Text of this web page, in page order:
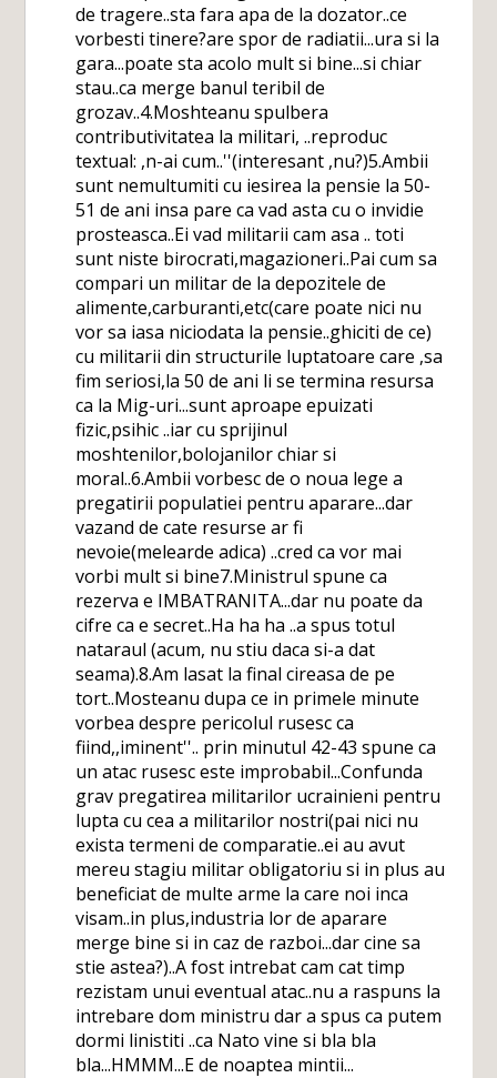
de tragere..sta fara apa de la dozator..ce
vorbesti tinere?are spor de radiatii...ura si la
gara...poate sta acolo mult si bine...si chiar
stau..ca merge banul teribil de
grozav..4.Moshteanu spulbera
contributivitatea la militari, ..reproduc
textual: ,n-ai cum..''(interesant ,nu?)5.Ambii
sunt nemultumiti cu iesirea la pensie la 50-
51 de ani insa pare ca vad asta cu o invidie
prosteasca..Ei vad militarii cam asa .. toti
sunt niste birocrati,magazioneri..Pai cum sa
compari un militar de la depozitele de
alimente,carburanti,etc(care poate nici nu
vor sa iasa niciodata la pensie..ghiciti de ce)
cu militarii din structurile luptatoare care ,sa
fim seriosi,la 50 de ani li se termina resursa
ca la Mig-uri...sunt aproape epuizati
fizic,psihic ..iar cu sprijinul
moshtenilor,bolojanilor chiar si
moral..6.Ambii vorbesc de o noua lege a
pregatirii populatiei pentru aparare...dar
vazand de cate resurse ar fi
nevoie(melearde adica) ..cred ca vor mai
vorbi mult si bine7.Ministrul spune ca
rezerva e IMBATRANITA...dar nu poate da
cifre ca e secret..Ha ha ha ..a spus totul
nataraul (acum, nu stiu daca si-a dat
seama).8.Am lasat la final cireasa de pe
tort..Mosteanu dupa ce in primele minute
vorbea despre pericolul rusesc ca
fiind,,iminent''.. prin minutul 42-43 spune ca
un atac rusesc este improbabil...Confunda
grav pregatirea militarilor ucrainieni pentru
lupta cu cea a militarilor nostri(pai nici nu
exista termeni de comparatie..ei au avut
mereu stagiu militar obligatoriu si in plus au
beneficiat de multe arme la care noi inca
visam..in plus,industria lor de aparare
merge bine si in caz de razboi...dar cine sa
stie astea?)..A fost intrebat cam cat timp
rezistam unui eventual atac..nu a raspuns la
intrebare dom ministru dar a spus ca putem
dormi linistiti ..ca Nato vine si bla bla
bla...HMMM...E de noaptea mintii...